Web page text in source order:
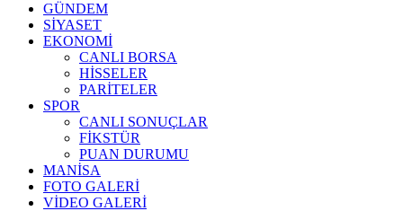
GÜNDEM
SİYASET
EKONOMİ
CANLI BORSA
HİSSELER
PARİTELER
SPOR
CANLI SONUÇLAR
FİKSTÜR
PUAN DURUMU
MANİSA
FOTO GALERİ
VİDEO GALERİ